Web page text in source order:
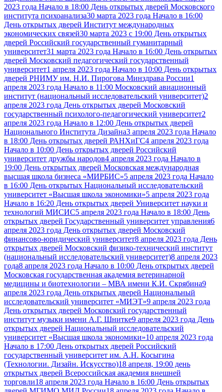
2023 года Начало в 18:00 День открытых дверей Московского
института психоанализа30 марта 2023 года Начало в 16:00
День открытых дверей Институт международных
экономических связей30 марта 2023 с 19:00 День открытых
дверей Российский государственный гуманитарный
университет31 марта 2023 года Начало в 16:00 День открытых
дверей Московский педагогический государственный
университет1 апреля 2023 года Начало в 10:00 День открытых
дверей РНИМУ им. Н.И. Пирогова Минздрава России1
апреля 2023 года Начало в 11:00 Московский авиационный
институт (национальный исследовательский университет)2
апреля 2023 года День открытых дверей Московский
государственный психолого-педагогический университет2
апреля 2023 года Начало в 12:00 День открытых дверей
Национального Института Дизайна3 апреля 2023 года Начало
в 18:00 День открытых дверей РАНХиГС4 апреля 2023 года
Начало в 10:00 День открытых дверей Российский
университет дружбы народов4 апреля 2023 года Начало в
19:00 День открытых дверей Московская международная
высшая школа бизнеса «МИРБИС»5 апреля 2023 года Начало
в 16:00 День открытых Национальный исследовательский
университет «Высшая школа экономики»5 апреля 2023 года
Начало в 16:20 День открытых дверей Университет науки и
технологий МИСИС5 апреля 2023 года Начало в 18:00 День
открытых дверей Государственный университет управления6
апреля 2023 года День открытых дверей Московский
финансово-юридический университет8 апреля 2023 года День
открытых дверей Московский физико-технический институт
(национальный исследовательский университет)8 апреля 2023
года8 апреля 2023 года Начало в 10:00 День открытых дверей
Московская государственная академия ветеринарной
медицины и биотехнологии – МВА имени К.И. Скрябина9
апреля 2023 года День открытых дверей Национальный
исследовательский университет «МИЭТ»9 апреля 2023 года
День открытых дверей Московский государственный
институт музыки имени А.Г. Шнитке9 апреля 2023 года День
открытых дверей Национальный исследовательский
университет «Высшая школа экономики»10 апреля 2023 года
Начало в 17:00 День открытых дверей Российский
государственный университет им. А.Н. Косыгина
(Технологии. Дизайн. Искусство)18 апреля, 19:00 день
открытых дверей Всероссийская академия внешней
торговли18 апреля 2023 года Начало в 16:00 День открытых